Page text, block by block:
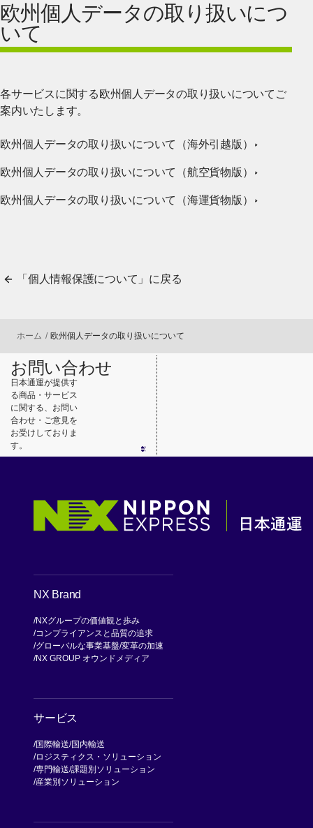
欧州個人データの取り扱いにつ
いて
各サービスに関する欧州個人データの取り扱いについてご
案内いたします。
欧州個人データの取り扱いについて（海外引越版）
欧州個人データの取り扱いについて（航空貨物版）
欧州個人データの取り扱いについて（海運貨物版）
「個人情報保護について」に戻る
ホーム 欧州個人データの取り扱いについて
お問い合わせ
日本通運が提供す
る商品・サービス
に関する、お問い
合わせ・ご意見を
お受けしておりま
す。
NX Brand
NXグループの価値観と歩み
コンプライアンスと品質の追求
グローバルな事業基盤 変革の加速
NX GROUP オウンドメディア
サービス
国際輸送 国内輸送
ロジスティクス・ソリューション
専門輸送 課題別ソリューション
産業別ソリューション